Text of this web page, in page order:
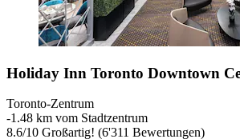
Holiday Inn Toronto Downtown
Toronto-Zentrum
‐1.48 km vom Stadtzentrum
8.6/10 Großartig! (6'311 Bewertungen)